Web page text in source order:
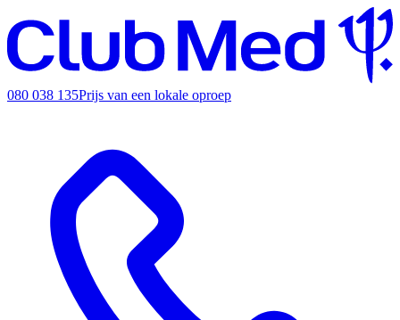
080 038 135Prijs van een lokale oproep